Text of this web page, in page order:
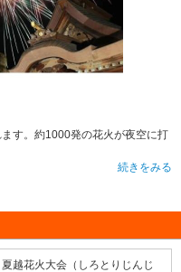
す。約1000発の花火が夜空に打
続きをみる
越花火大会（しろとりじんじ